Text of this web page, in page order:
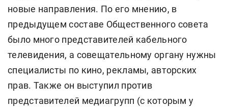
новые направления. По его мнению, в
предыдущем составе Общественного совета
было много представителей кабельного
телевидения, а совещательному органу нужны
специалисты по кино, рекламы, авторских
прав. Также он выступил против
представителей медиагрупп (с которым у